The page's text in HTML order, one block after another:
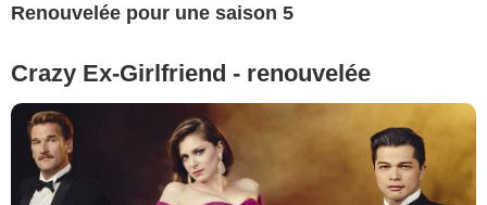
Renouvelée pour une saison 5
Crazy Ex-Girlfriend - renouvelée